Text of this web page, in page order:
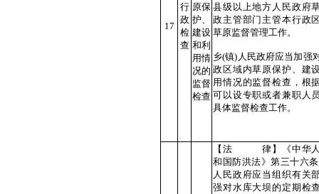
17
行
政
检
查
原保
护、
建设
和利
用情
况的
监督
检查
县级以上地方人民政府
政主管部门主管本行政
草原监督管理工作。
乡(镇)人民政府应当加强
政区域内草原保护、建
用情况的监督检查，根
可以设专职或者兼职人
具体监督检查工作。
【法 律】《中华人
和国防洪法》第三十六
人民政府应当组织有关
强对水库大坝的定期检